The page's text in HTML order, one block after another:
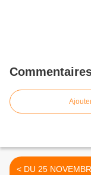
< DU 25 NOVEMBRE AU 16